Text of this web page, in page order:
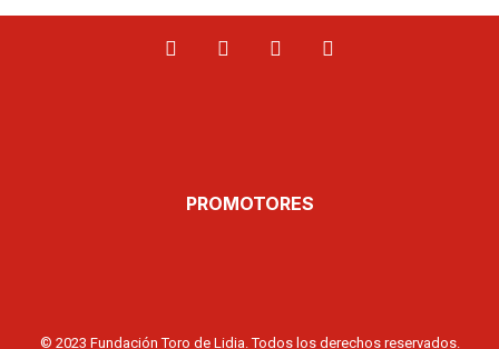
PROMOTORES
© 2023 Fundación Toro de Lidia. Todos los derechos reservados.